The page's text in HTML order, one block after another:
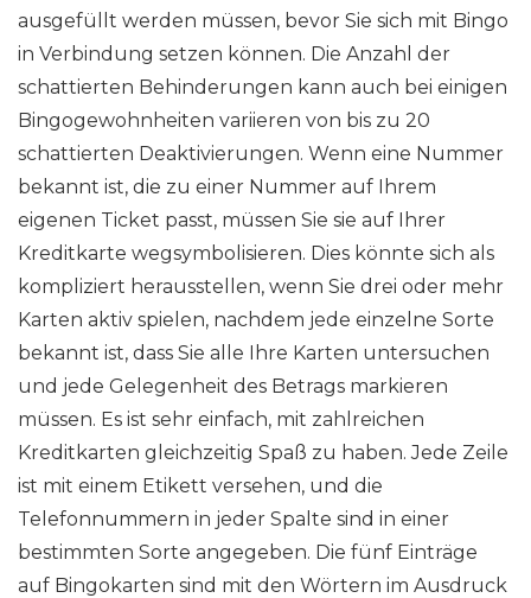
ausgefüllt werden müssen, bevor Sie sich mit Bingo
in Verbindung setzen können. Die Anzahl der
schattierten Behinderungen kann auch bei einigen
Bingogewohnheiten variieren von bis zu 20
schattierten Deaktivierungen. Wenn eine Nummer
bekannt ist, die zu einer Nummer auf Ihrem
eigenen Ticket passt, müssen Sie sie auf Ihrer
Kreditkarte wegsymbolisieren. Dies könnte sich als
kompliziert herausstellen, wenn Sie drei oder mehr
Karten aktiv spielen, nachdem jede einzelne Sorte
bekannt ist, dass Sie alle Ihre Karten untersuchen
und jede Gelegenheit des Betrags markieren
müssen. Es ist sehr einfach, mit zahlreichen
Kreditkarten gleichzeitig Spaß zu haben. Jede Zeile
ist mit einem Etikett versehen, und die
Telefonnummern in jeder Spalte sind in einer
bestimmten Sorte angegeben. Die fünf Einträge
auf Bingokarten sind mit den Wörtern im Ausdruck